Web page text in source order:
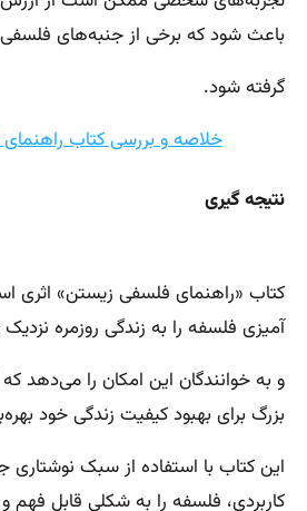
باعث شود که برخی از جنبه‌های فلسفی
گرفته شود.
خلاصه و بررسی کتاب
نتیجه گیری
کتاب «راهنمای فلسفی زیستن» اثری
آمیزی فلسفه را به زندگی روزمره
و به خوانندگان این امکان را می‌دهد
بزرگ برای بهبود کیفیت زندگی خود
این کتاب با استفاده از سبک
کاربردی، فلسفه را به شکلی قابل فهم